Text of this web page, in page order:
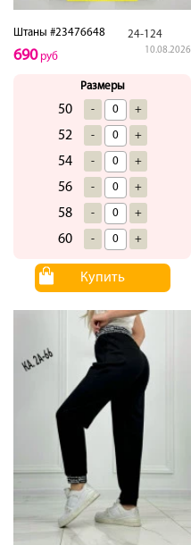
Штаны #23476648 24-124
10.08.2026
690руб
Размеры
50 - +
52 - +
54 - +
56 - +
58 - +
60 - +
Купить